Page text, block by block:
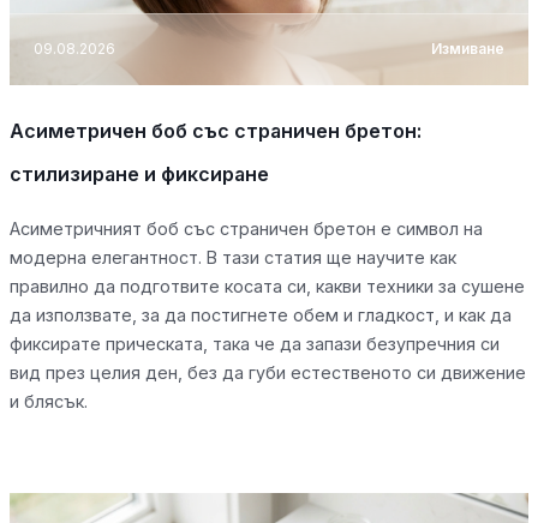
09.08.2026 Измиване
Асиметричен боб със страничен бретон:
стилизиране и фиксиране
Асиметричният боб със страничен бретон е символ на
модерна елегантност. В тази статия ще научите как
правилно да подготвите косата си, какви техники за сушене
да използвате, за да постигнете обем и гладкост, и как да
фиксирате прическата, така че да запази безупречния си
вид през целия ден, без да губи естественото си движение
и блясък.